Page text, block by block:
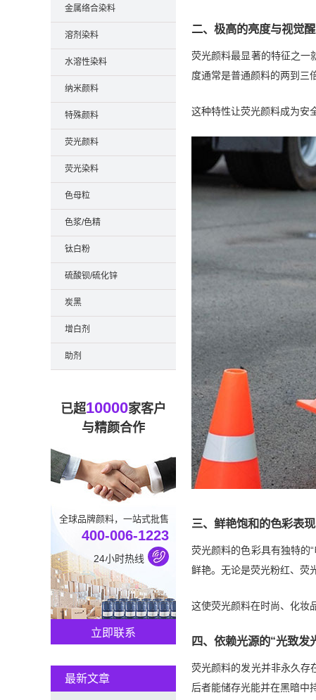
二、极高的亮度与视觉
荧光颜料最显著的特征之一
度通常是普通颜料的两到三
这种特性让荧光颜料成为安
三、鲜艳饱和的色彩表现
荧光颜料的色彩具有独特的
鲜艳。无论是荧光粉红、荧
这使荧光颜料在时尚、化妆
四、依赖光源的“光致发
荧光颜料的发光并非永久存
后者能储存光能并在黑暗中
金属络合染料
溶剂染料
水溶性染料
纳米颜料
特殊颜料
荧光颜料
荧光染料
色母粒
色浆/色精
钛白粉
硫酸钡/硫化锌
炭黑
增白剂
助剂
已超10000家客户
与精颜合作
全球品牌颜料，一站式批售
400-006-1223
24小时热线
立即联系
最新文章